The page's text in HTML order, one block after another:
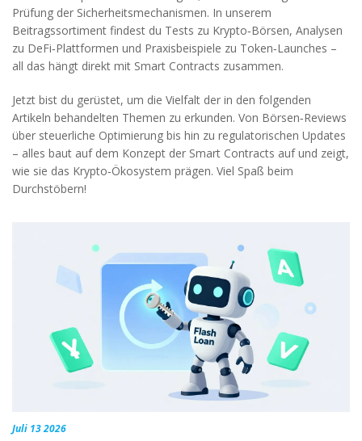
Prüfung der Sicherheitsmechanismen. In unserem
Beitragssortiment findest du Tests zu Krypto‑Börsen, Analysen
zu DeFi‑Plattformen und Praxisbeispiele zu Token‑Launches –
all das hängt direkt mit Smart Contracts zusammen.
Jetzt bist du gerüstet, um die Vielfalt der in den folgenden
Artikeln behandelten Themen zu erkunden. Von Börsen‑Reviews
über steuerliche Optimierung bis hin zu regulatorischen Updates
– alles baut auf dem Konzept der Smart Contracts auf und zeigt,
wie sie das Krypto‑Ökosystem prägen. Viel Spaß beim
Durchstöbern!
Juli 13 2026